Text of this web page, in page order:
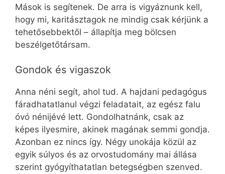
Mások is segítenek. De arra is vigyáznunk kell,
hogy mi, karitásztagok ne mindig csak kérjünk a
tehetősebbektől – állapítja meg bölcsen
beszélgetőtársam.
Gondok és vigaszok
Anna néni segít, ahol tud. A hajdani pedagógus
fáradhatatlanul végzi feladatait, az egész falu
óvó nénijévé lett. Gondolhatnánk, csak az
képes ilyesmire, akinek magának semmi gondja.
Azonban ez nincs így. Négy unokája közül az
egyik súlyos és az orvostudomány mai állása
szerint gyógyíthatatlan betegségben szenved.